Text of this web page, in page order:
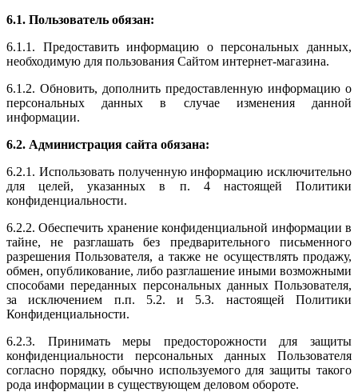
6.1. Пользователь обязан:
6.1.1. Предоставить информацию о персональных данных,
необходимую для пользования Сайтом интернет-магазина.
6.1.2. Обновить, дополнить предоставленную информацию о
персональных данных в случае изменения данной
информации.
6.2. Администрация сайта обязана:
6.2.1. Использовать полученную информацию исключительно
для целей, указанных в п. 4 настоящей Политики
конфиденциальности.
6.2.2. Обеспечить хранение конфиденциальной информации в
тайне, не разглашать без предварительного письменного
разрешения Пользователя, а также не осуществлять продажу,
обмен, опубликование, либо разглашение иными возможными
способами переданных персональных данных Пользователя,
за исключением п.п. 5.2. и 5.3. настоящей Политики
Конфиденциальности.
6.2.3. Принимать меры предосторожности для защиты
конфиденциальности персональных данных Пользователя
согласно порядку, обычно используемого для защиты такого
рода информации в существующем деловом обороте.